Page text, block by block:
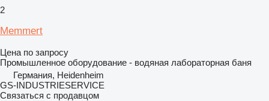
2
Memmert
Цена по запросу
Промышленное оборудование - водяная лабораторная баня
Германия, Heidenheim
GS-INDUSTRIESERVICE
Связаться с продавцом